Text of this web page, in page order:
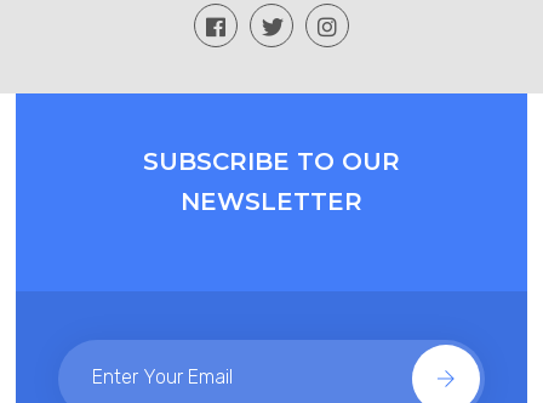
SUBSCRIBE TO OUR
NEWSLETTER